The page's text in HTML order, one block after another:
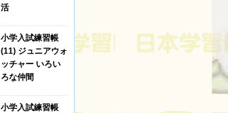
活
小学入試練習帳
(11) ジュニアウォ
ッチャー いろい
ろな仲間
小学入試練習帳